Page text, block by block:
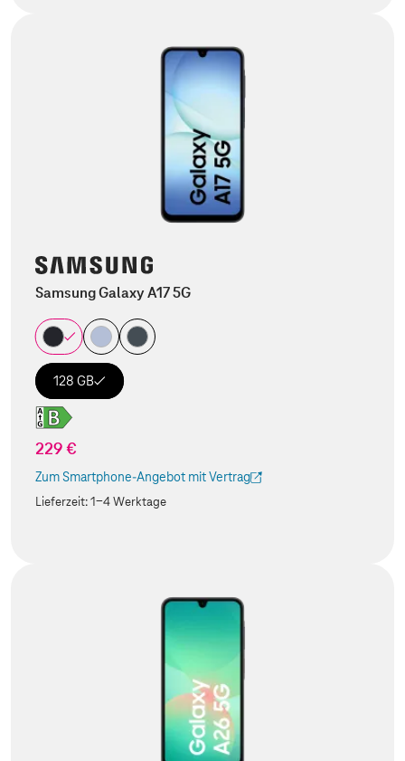
Samsung Galaxy A17 5G
128 GB
229 €
Zum Smartphone-Angebot mit Vertrag
(Der Link wird in einem neuen Tab geöffnet)
Lieferzeit:1-4 Werktage